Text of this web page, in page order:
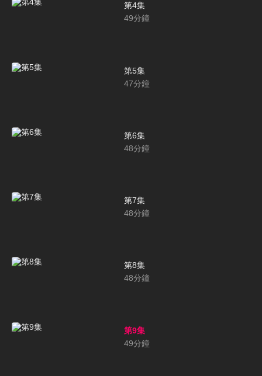
第4集
49分鐘
第5集
47分鐘
第6集
48分鐘
第7集
48分鐘
第8集
48分鐘
第9集
49分鐘